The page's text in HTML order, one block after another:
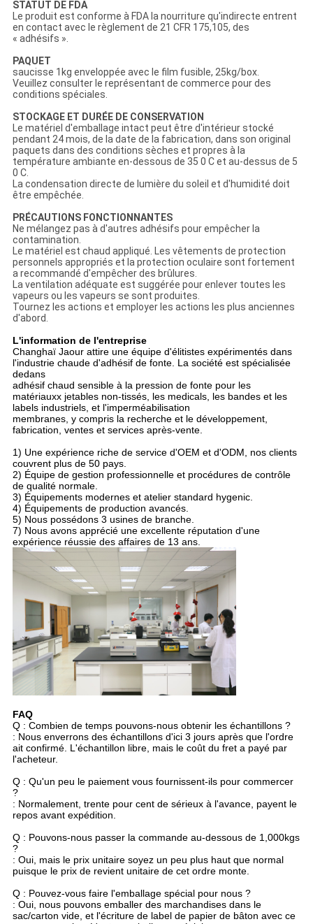
STATUT DE FDA
Le produit est conforme à FDA la nourriture qu'indirecte entrent
en contact avec le règlement de 21 CFR 175,105, des
« adhésifs ».
PAQUET
saucisse 1kg enveloppée avec le film fusible, 25kg/box.
Veuillez consulter le représentant de commerce pour des
conditions spéciales.
STOCKAGE ET DURÉE DE CONSERVATION
Le matériel d'emballage intact peut être d'intérieur stocké
pendant 24 mois, de la date de la fabrication, dans son original
paquets dans des conditions sèches et propres à la
température ambiante en-dessous de 35 0 C et au-dessus de 5
0 C.
La condensation directe de lumière du soleil et d'humidité doit
être empêchée.
PRÉCAUTIONS FONCTIONNANTES
Ne mélangez pas à d'autres adhésifs pour empêcher la
contamination.
Le matériel est chaud appliqué. Les vêtements de protection
personnels appropriés et la protection oculaire sont fortement
a recommandé d'empêcher des brûlures.
La ventilation adéquate est suggérée pour enlever toutes les
vapeurs ou les vapeurs se sont produites.
Tournez les actions et employer les actions les plus anciennes
d'abord.
L'information de l'entreprise
Changhaï Jaour attire une équipe d'élitistes expérimentés dans
l'industrie chaude d'adhésif de fonte. La société est spécialisée
dedans
adhésif chaud sensible à la pression de fonte pour les
matériauxx jetables non-tissés, les medicals, les bandes et les
labels industriels, et l'imperméabilisation
membranes, y compris la recherche et le développement,
fabrication, ventes et services après-vente.
1) Une expérience riche de service d'OEM et d'ODM, nos clients
couvrent plus de 50 pays.
2) Équipe de gestion professionnelle et procédures de contrôle
de qualité normale.
3) Équipements modernes et atelier standard hygenic.
4) Équipements de production avancés.
5) Nous possédons 3 usines de branche.
7) Nous avons apprécié une excellente réputation d'une
expérience réussie des affaires de 13 ans.
FAQ
Q : Combien de temps pouvons-nous obtenir les échantillons ?
: Nous enverrons des échantillons d'ici 3 jours après que l'ordre
ait confirmé. L'échantillon libre, mais le coût du fret a payé par
l'acheteur.
Q : Qu'un peu le paiement vous fournissent-ils pour commercer
?
: Normalement, trente pour cent de sérieux à l'avance, payent le
repos avant expédition.
Q : Pouvons-nous passer la commande au-dessous de 1,000kgs
?
: Oui, mais le prix unitaire soyez un peu plus haut que normal
puisque le prix de revient unitaire de cet ordre monte.
Q : Pouvez-vous faire l'emballage spécial pour nous ?
: Oui, nous pouvons emballer des marchandises dans le
sac/carton vide, et l'écriture de label de papier de bâton avec ce